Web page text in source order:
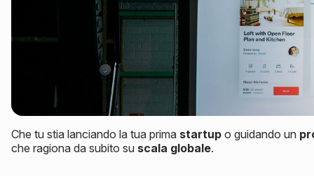
Che tu stia lanciando la tua prima startup o guidando un
che ragiona da subito su scala globale.